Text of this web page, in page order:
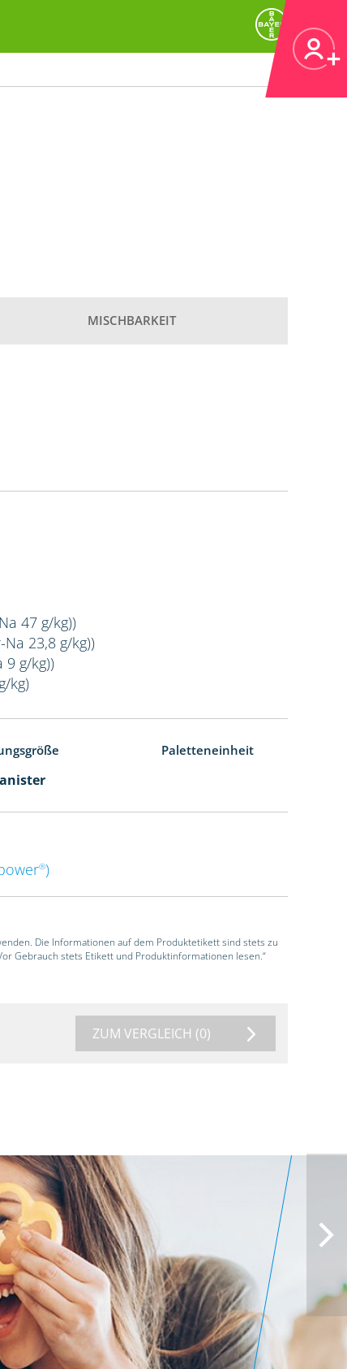
MISCHBARKEIT
47 g/kg))
23,8 g/kg))
9 g/kg))
kg)
Paletteneinheit
®)
Die Informationen auf dem Produktetikett sind stets zu
Gebrauch stets Etikett und Produktinformationen lesen.“
ZUM VERGLEICH (0)